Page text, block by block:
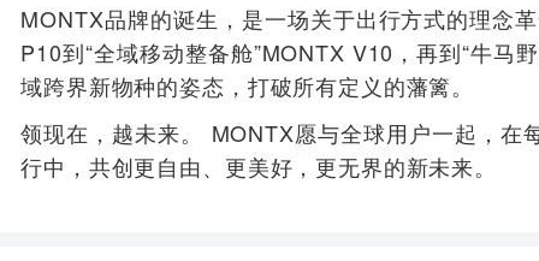
MONTX品牌的诞生，是一场关于出行方式的理念
P10到“全域移动整备舱”MONTX V10，再到“牛马
域跨界新物种的姿态，打破所有定义的藩篱。
领现在，越未来。 MONTX愿与全球用户一起，在
行中，共创更自由、更美好，更无界的新未来。